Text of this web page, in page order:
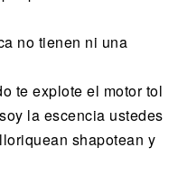
no tienen ni una
te explote el motor tol
la escencia ustedes
shapotean y